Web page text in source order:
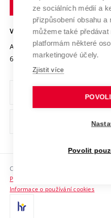
Open Science
Projekty
Projekty ze strukturálních
Specifický výzkum
Mezinárodní dohody
Univerzitní sítě
Podnikavá univerzita /
Bezpečná univerzita
Vyznamenání
Organizační struktura
Ochrana osobních údajů
odkaz)
Sociální bezpečí
HR Award
Kontakty
VYSOKÉ UČENÍ TECHNICKÉ V
Antonínská 548/1
602 00 Brno
Copyright © 2026 VUT
Prohlášení o přístupnosti
Informace o používání cookies
ze sociálních médií a
přizpůsobení obsahu a
můžeme také
platformám některé
marketingové účely.
Zjistit více
Povolit